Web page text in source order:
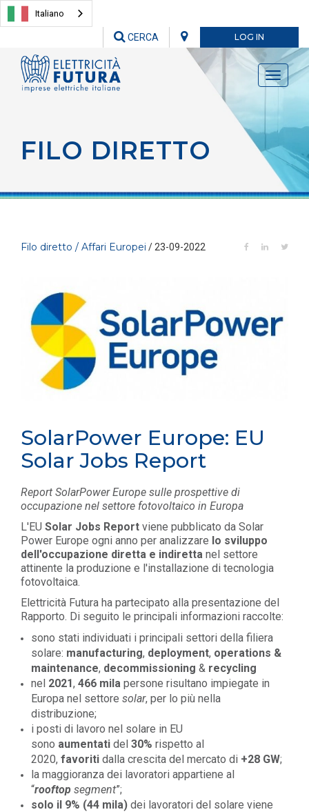
Italiano
LOG IN
CERCA
Toggle
FILO DIRETTO
Filo diretto / Affari Europei / 23-09-2022
SolarPower Europe: EU
Solar Jobs Report
Report SolarPower Europe sulle prospettive di
occupazione nel settore fotovoltaico in Europa
L'EU Solar Jobs Report viene pubblicato da Solar
Power Europe ogni anno per analizzare lo sviluppo
dell'occupazione diretta e indiretta nel settore
attinente la produzione e l'installazione di tecnologia
fotovoltaica.
Elettricità Futura ha partecipato alla presentazione del
Rapporto. Di seguito le principali informazioni raccolte:
sono stati individuati i principali settori della filiera
solare: manufacturing, deployment, operations &
maintenance, decommissioning & recycling
nel 2021, 466 mila persone risultano impiegate in
Europa nel settore solar, per lo più nella
distribuzione;
i posti di lavoro nel solare in EU
sono aumentati del 30% rispetto al
2020, favoriti dalla crescita del mercato di +28 GW;
la maggioranza dei lavoratori appartiene al
“rooftop segment”;
solo il 9% (44 mila) dei lavoratori del solare viene